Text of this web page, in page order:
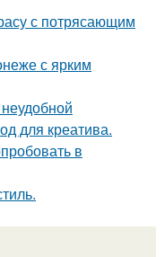
с потрясающим
с ярким
для креатива.
в